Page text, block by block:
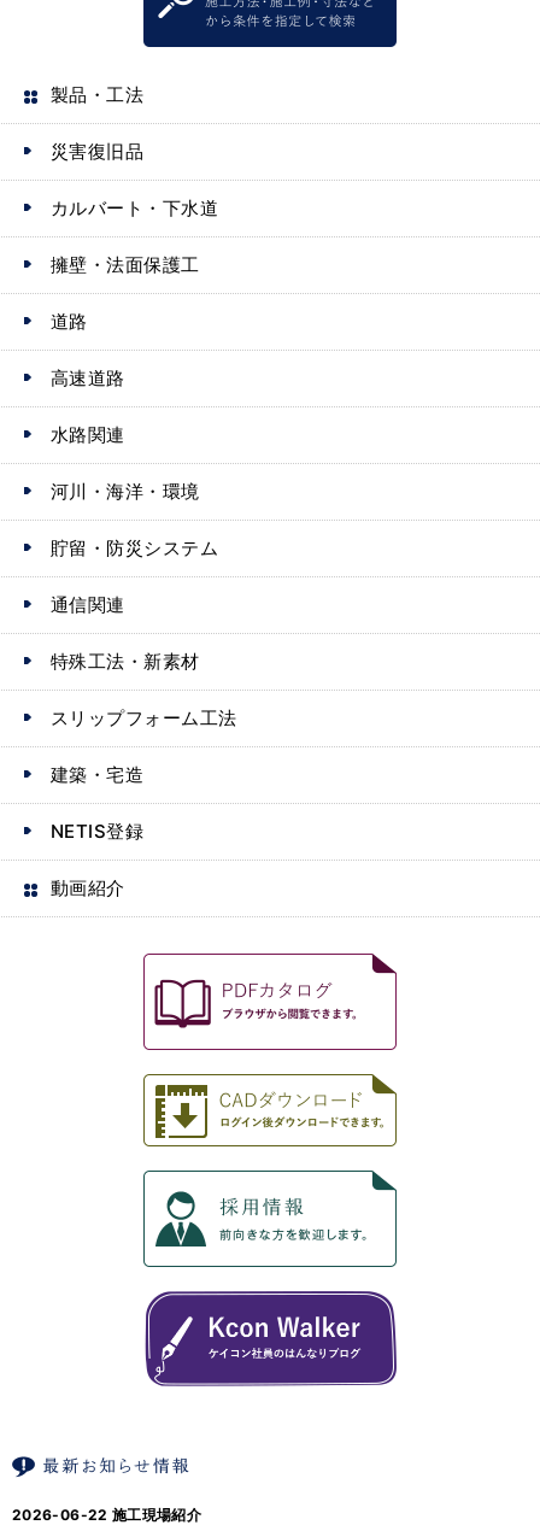
製品・工法
災害復旧品
カルバート・下水道
擁壁・法面保護工
道路
高速道路
水路関連
河川・海洋・環境
貯留・防災システム
通信関連
特殊工法・新素材
スリップフォーム工法
建築・宅造
NETIS登録
動画紹介
2026-06-22 施工現場紹介